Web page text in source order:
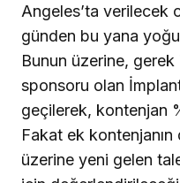
Angeles’ta verilecek
günden bu yana
Bunun üzerine,
sponsoru olan
geçilerek, kontenjan
Fakat ek kontenjanın
üzerine yeni gelen